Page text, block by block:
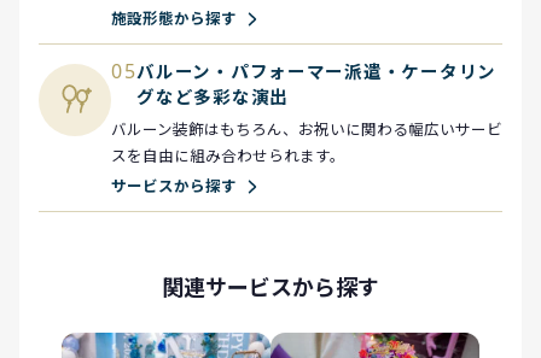
施設形態から探す
05バルーン・パフォーマー派遣・ケータリン
グなど多彩な演出
バルーン装飾はもちろん、お祝いに関わる幅広いサービ
スを自由に組み合わせられます。
サービスから探す
関連サービスから探す